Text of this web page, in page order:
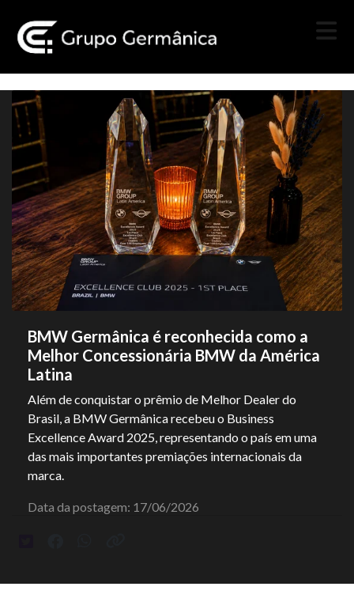
BMW Germânica é reconhecida como a
Melhor Concessionária BMW da América
Latina
Além de conquistar o prêmio de Melhor Dealer do
Brasil, a BMW Germânica recebeu o Business
Excellence Award 2025, representando o país em uma
das mais importantes premiações internacionais da
marca.
Data da postagem: 17/06/2026